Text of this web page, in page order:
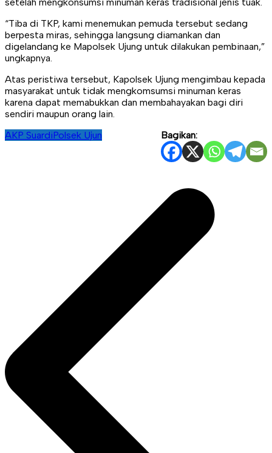
“Tiba di TKP, kami menemukan pemuda tersebut sedang
berpesta miras, sehingga langsung diamankan dan
digelandang ke Mapolsek Ujung untuk dilakukan pembinaan,”
ungkapnya.
Atas peristiwa tersebut, Kapolsek Ujung mengimbau kepada
masyarakat untuk tidak mengkomsumsi minuman keras
karena dapat memabukkan dan membahayakan bagi diri
sendiri maupun orang lain.
Bagikan:
AKP SuardiPolsek Ujun